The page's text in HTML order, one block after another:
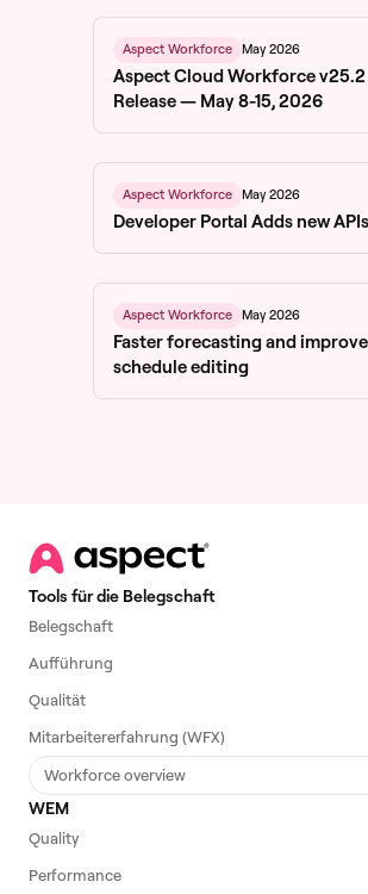
Aspect Workforce May 2026
Aspect Cloud Workforce v25.2
Release — May 8-15, 2026
Aspect Workforce May 2026
Developer Portal Adds new APIs
Aspect Workforce May 2026
Faster forecasting and
schedule editing
Tools für die Belegschaft
Belegschaft
Aufführung
Qualität
Mitarbeitererfahrung (WFX)
Workforce overview
WEM
Quality
Performance